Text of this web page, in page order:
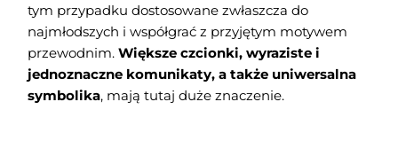
tym przypadku dostosowane zwłaszcza do
najmłodszych i współgrać z przyjętym motywem
przewodnim. Większe czcionki, wyraziste i
jednoznaczne komunikaty, a także uniwersalna
symbolika, mają tutaj duże znaczenie.